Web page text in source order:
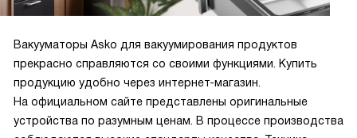
Вакууматоры Asko для вакуумирования продуктов
прекрасно справляются со своими функциями. Купить
продукцию удобно через интернет-магазин.
На официальном сайте представлены оригинальные
устройства по разумным ценам. В процессе производства